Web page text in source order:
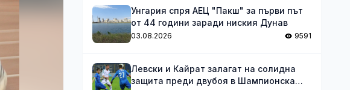
Унгария спря АЕЦ "Пакш" за първи път
от 44 години заради ниския Дунав
03.08.2026 9591
Левски и Кайрат залагат на солидна
защита преди двубоя в Шампионска